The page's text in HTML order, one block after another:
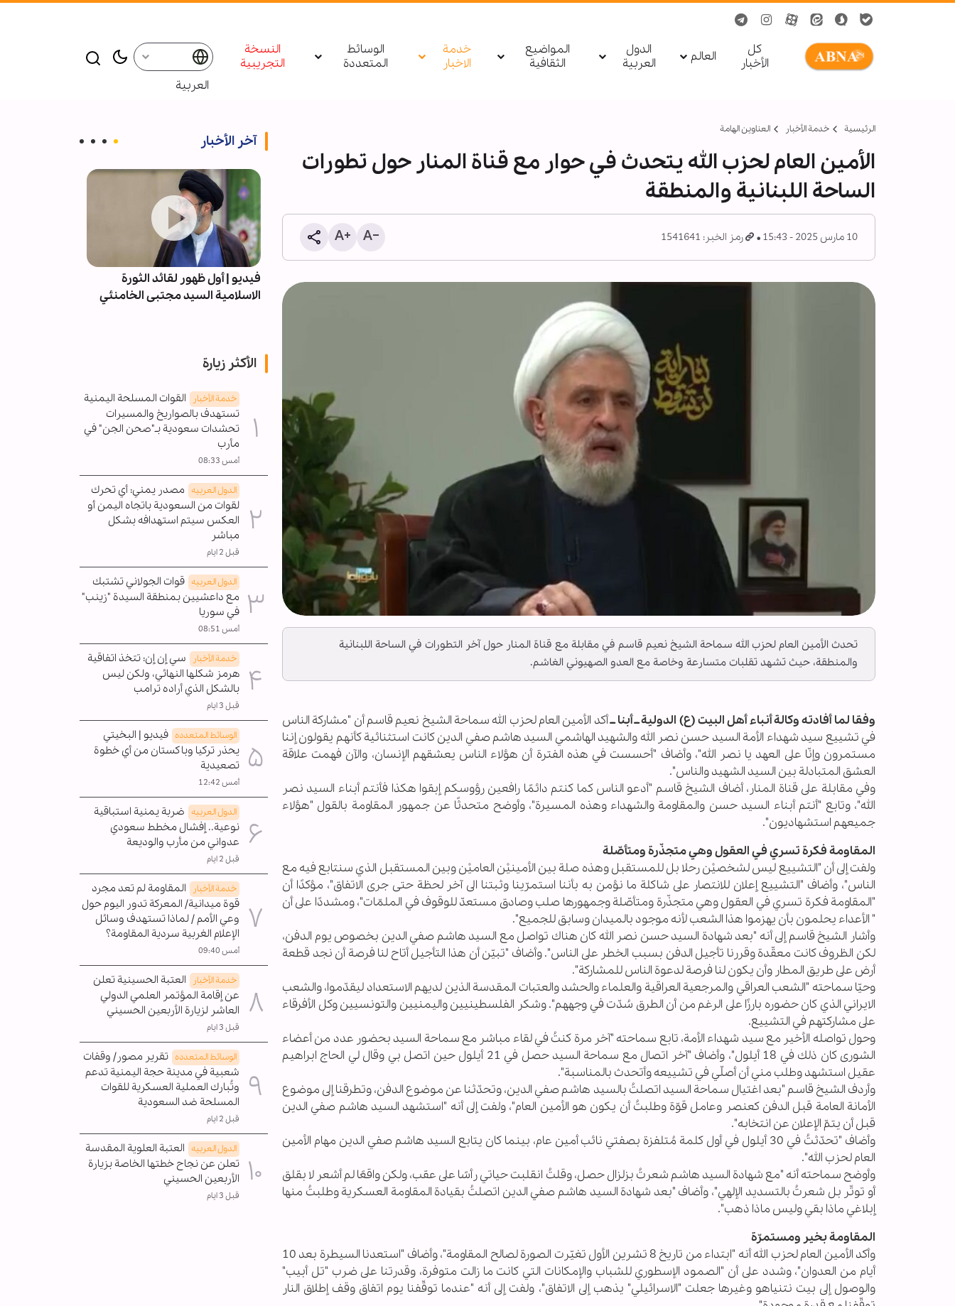
کل
الأخبار
العالم
الدول
العربیة
المواضيع
الثقافية
خدمة
الاخبار
الوسائط
المتعددة
النسخة
التجريبية
العربية
الرئيسية خدمة الأخبار العناوين الهامة
الأمين العام لحزب الله يتحدث في حوار مع قناة المنار حول تطورات
الساحة اللبنانية والمنطقة
10 مارس 2025 - 15:43 رمز الخبر: 1541641
تحدث الأمين العام لحزب الله سماحة الشيخ نعيم قاسم في مقابلة مع قناة المنار حول آخر التطورات في الساحة اللبنانية
والمنطقة، حيث تشهد تقلبات متسارعة وخاصة مع العدو الصهيوني الغاشم.
وفقا لما أفادته وكالة أنباء أهل البيت (ع) الدولية ــ أبنا ــأكد الأمين العام لحزب الله سماحة الشيخ نعيم قاسم أن "مشاركة الناس
في تشييع سيد شهداء الأمة السيد حسن نصر الله والشهيد الهاشمي السيد هاشم صفي الدين كانت استثنائية كأنهم يقولون إننا
مستمرون وإنّا على العهد يا نصر الله"، وأضاف "أحسست في هذه الفترة أن هؤلاء الناس يعشقهم الإنسان، والآن فهمت علاقة
العشق المتبادلة بين السيد الشهيد والناس".
وفي مقابلة على قناة المنار، أضاف الشيخ قاسم "أدعو الناس كما كنتم دائمًا رافعين رؤوسكم إبقوا هكذا فأنتم أبناء السيد نصر
الله"، وتابع "أنتم أبناء السيد حسن والمقاومة والشهداء وهذه المسيرة"، وأوضح متحدثًا عن جمهور المقاومة بالقول "هؤلاء
جميعهم استشهاديون".
المقاومة فكرة تسري في العقول وهي متجذّرة ومتأصّلة
ولفت إلى أن "التشييع ليس لشخصيْن رحلا بل للمستقبل وهذه صلة بين الأمينيْن العاميْن وبين المستقبل الذي سنتابع فيه مع
الناس"، وأضاف "التشييع إعلان للانتصار على شاكلة ما نؤمن به بأننا استمرّينا وثبتنا الى آخر لحظة حتى جرى الاتفاق"، مؤكدًا أن
"المقاومة فكرة تسري في العقول وهي متجذّرة ومتأصّلة وجمهورها صلب وصادق مستعدّ للوقوف في الملمّات"، ومشددًا على أن
" الأعداء يحلمون بأن يهزموا هذا الشعب لأنه موجود بالميدان وسابق للجميع".
وأشار الشيخ قاسم إلى أنه "بعد شهادة السيد حسن نصر الله كان هناك تواصل مع السيد هاشم صفي الدين بخصوص يوم الدفن،
لكن الظروف كانت معقّدة وقررنا تأجيل الدفن بسبب الخطر على الناس". وأضاف "تبيّن أن هذا التأجيل أتاح لنا فرصة أن نجد قطعة
أرض على طريق المطار وأن يكون لنا فرصة لدعوة الناس للمشاركة".
وحيّا سماحته "الشعب العراقي والمرجعية العراقية والعلماء والحشد والعتبات المقدسة الذين لديهم الاستعداد ليقدّموا، والشعب
الايراني الذي كان حضوره بارزًا على الرغم من أن الطرق سُدّت في وجههم". وشكر الفلسطينيين واليمنيين والتونسيين وكل الأفرقاء
على مشاركتهم في التشييع.
وحول تواصله الأخير مع سيد شهداء الأمة، تابع سماحته "آخر مرة كنتُ في لقاء مباشر مع سماحة السيد بحضور عدد من أعضاء
الشورى كان ذلك في 18 أيلول"، وأضاف "آخر اتصال مع سماحة السيد حصل في 21 أيلول حين اتصل بي وقال لي الحاج ابراهيم
عقيل استشهد وطلب مني أن أصلّي في تشييعه وأتحدث بالمناسبة".
وأردف الشيخ قاسم "بعد اغتيال سماحة السيد اتصلتُ بالسيد هاشم صفي الدين، وتحدّثنا عن موضوع الدفن، وتطرقنا إلى موضوع
الأمانة العامة قبل الدفن كعنصر وعامل قوّة وطلبتُ أن يكون هو الأمين العام"، ولفت إلى أنه "استشهد السيد هاشم صفي الدين
قبل أن يتمّ الإعلان عن انتخابه".
وأضاف "تحدّثتُ في 30 أيلول في أول كلمة مُتلفزة بصفتي نائب أمين عام، بينما كان يتابع السيد هاشم صفي الدين مهام الأمين
العام لحزب الله".
وأوضح سماحته أنه "مع شهادة السيد هاشم شعرتُ بزلزال حصل، وقلتُ انقلبت حياتي رأسًا على عقب، ولكن واقعًا لم أشعر لا بقلق
أو توتّر بل شعرتُ بالتسديد الإلهي"، وأضاف "بعد شهادة السيد هاشم صفي الدين اتصلتُ بقيادة المقاومة العسكرية وطلبتُ منها
إبلاغي ماذا بقي وليس ماذا ذهب".
المقاومة بخير ومستمرّة
وأكد الأمين العام لحزب الله أنه "ابتداء من تاريخ 8 تشرين الأول تغيّرت الصورة لصالح المقاومة"، وأضاف "استعدنا السيطرة بعد 10
أيام من العدوان"، وشدد على أن "الصمود الإسطوري للشباب والإمكانات التي كانت ما زالت متوفرة، وقدرتنا على ضرب "تل أبيب"
والوصول إلى بيت نتنياهو وغيرها جعلت "الاسرائيلي" يذهب إلى الاتفاق"، ولفت إلى أنه "عندما توقّفنا يوم اتفاق وقف إطلاق النار
آخر الأخبار
قارئ إیراني: إن كل ما نشهده اليوم
في الأربعين متجذر في ثقافة القرآن
فيديو | أول ظهور لقائد الثورة
الاسلامية السيد مجتبى الخامنئي
الأكثر زيارة
خدمة الأخبار
القوات المسلحة اليمنية
تستهدف بالصواريخ والمسيرات
تحشدات سعودية بـ"صحن الجن" في
مأرب
أمس 08:33
الدول العربیه مصدر يمني: أي تحرك
لقوات من السعودية باتجاه اليمن أو
العكس سيتم استهدافه بشكل
مباشر
قبل 2 ايام
الدول العربیه قوات الجولاني تشتبك
مع داعشيين بمنطقة السيدة "زينب"
في سوريا
أمس 08:51
خدمة الأخبار
سي إن إن: تتخذ اتفاقية
هرمز شكلها النهائي، ولكن ليس
بالشكل الذي أراده ترامب
قبل 3 ايام
الوسائط المتعدده فيديو | البخيتي
يحذر تركيا وباكستان من أي خطوة
تصعيدية
أمس 12:42
الدول العربیه ضربة يمنية استباقية
نوعية.. إفشال مخطط سعودي
عدواني من مأرب والوديعة
قبل 2 ايام
خدمة الأخبار
المقاومة لم تعد مجرد
قوة ميدانية/ المعركة تدور اليوم حول
وعي الأمم / لماذا تستهدف وسائل
الإعلام الغربية سردية المقاومة؟
أمس 09:40
خدمة الأخبار
العتبة الحسينية تعلن
عن إقامة المؤتمر العلمي الدولي
العاشر لزيارة الأربعين الحسيني
قبل 3 ايام
الوسائط المتعدده تقرير مصور/ وقفات
شعبية في مدينة حجة اليمنية تدعم
وتُبارك العملية العسكرية للقوات
المسلحة ضد السعودية
قبل 2 ايام
الدول العربیه العتبة العلوية المقدسة
تعلن عن نجاح خطتها الخاصة بزيارة
الأربعين الحسيني
قبل 3 ايام